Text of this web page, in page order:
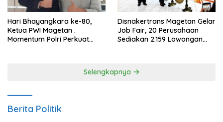
Hari Bhayangkara ke-80,
Ketua PWI Magetan :
Momentum Polri Perkuat
Disnakertrans Magetan Gelar
Job Fair, 20 Perusahaan
Sediakan 2.159 Lowongan
Selengkapnya
Berita Politik